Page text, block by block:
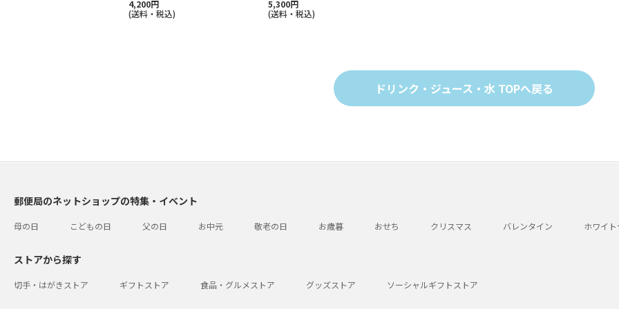
4,200円
(送料・税込)
5,300円
(送料・税込)
ドリンク・ジュース・水 TOPへ戻る
郵便局のネットショップの特集・イベント
母の日 こどもの日 父の日 お中元 敬老の日 お歳暮 おせち クリスマス バレンタイン ホワイ
ストアから探す
切手・はがきストア ギフトストア 食品・グルメストア グッズストア ソーシャルギフトストア